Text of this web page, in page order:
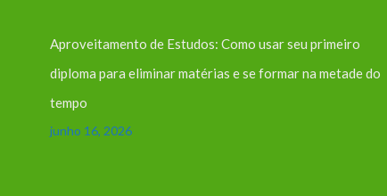
Aproveitamento de Estudos: Como usar seu primeiro
diploma para eliminar matérias e se formar na metade do
tempo
junho 16, 2026